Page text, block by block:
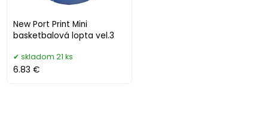
New Port Print Mini
basketbalová lopta vel.3
skladom 21 ks
6.83 €